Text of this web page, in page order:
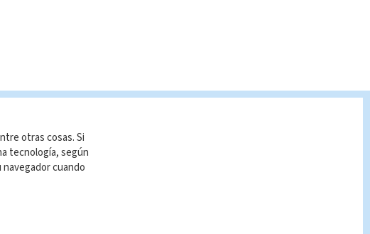
Lotería Nacional domingo
2 de agosto: Lista
otras cosas. Si
tecnología, según
cuando